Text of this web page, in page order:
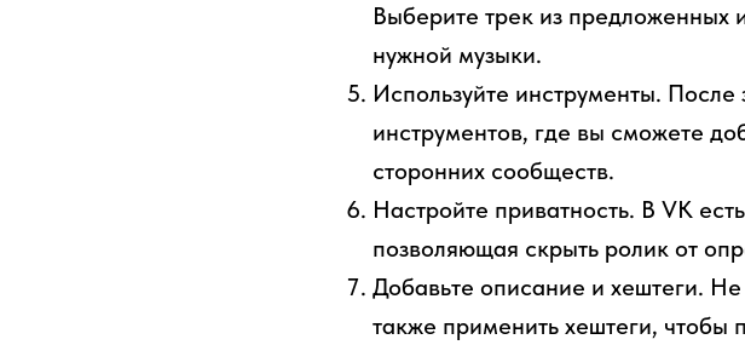
Выберите трек из предложенных
нужной музыки.
Используйте инструменты.
инструментов, где вы сможете
сторонних сообществ.
Настройте приватность. В VK
позволяющая скрыть ролик от
Добавьте описание и хештеги.
также применить хештеги, чтобы